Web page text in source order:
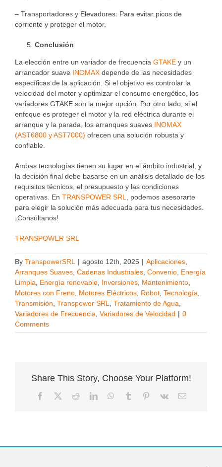
– Transportadores y Elevadores: Para evitar picos de
corriente y proteger el motor.
Conclusión
La elección entre un variador de frecuencia GTAKE y un
arrancador suave INOMAX depende de las necesidades
específicas de la aplicación. Si el objetivo es controlar la
velocidad del motor y optimizar el consumo energético, los
variadores GTAKE son la mejor opción. Por otro lado, si el
enfoque es proteger el motor y la red eléctrica durante el
arranque y la parada, los arranques suaves INOMAX
(AST6800 y AST7000) ofrecen una solución robusta y
confiable.
Ambas tecnologías tienen su lugar en el ámbito industrial, y
la decisión final debe basarse en un análisis detallado de los
requisitos técnicos, el presupuesto y las condiciones
operativas. En TRANSPOWER SRL
, podemos asesorarte
para elegir la solución más adecuada para tus necesidades.
¡Consúltanos!
TRANSPOWER SRL
By TranspowerSRL | agosto 12th, 2025 | Aplicaciones
Arranques Suaves Cadenas Industriales Convenio Energía
Limpia
Energía renovable Inversiones Mantenimiento
Motores con Freno Motores Eléctricos Robot Tecnología
Transmisión Transpower SRL Tratamiento de Agua
Variadores de Frecuencia Variadores de Velocidad | 0
Comments
Share This Story, Choose Your Platform!
Facebook RedditLinkedInWhatsApp
Tumblr Pinterest
Vk Email